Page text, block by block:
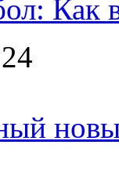
Как